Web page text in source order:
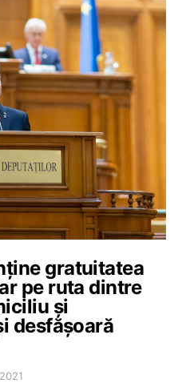
gratuitatea
pe ruta dintre
și
desfășoară